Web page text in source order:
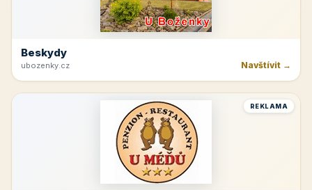
Beskydy
ubozenky.cz Navštívit →
REKLAMA